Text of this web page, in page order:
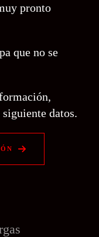
pronto
que no se
datos.